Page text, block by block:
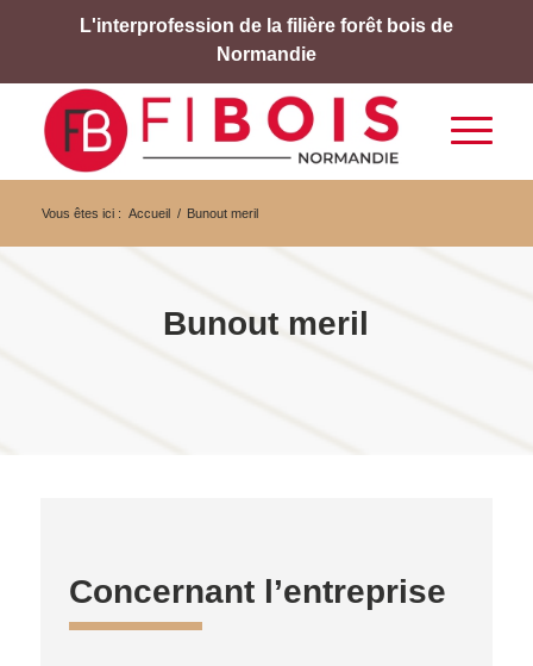
L'interprofession de la filière forêt bois de
Normandie
Vous êtes ici : Accueil / Bunout meril
Bunout meril
Concernant l’entreprise